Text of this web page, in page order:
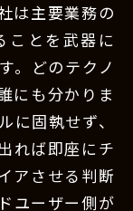
は主要業務の
ことを武器に
。どのテクノ
にも分かりま
に固執せず、
れば即座にチ
アさせる判断
ユーザー側が